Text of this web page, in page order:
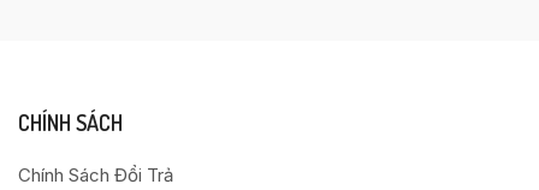
CHÍNH SÁCH
Chính Sách Đổi Trả